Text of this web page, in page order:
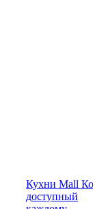
Кухни Mall
доступный